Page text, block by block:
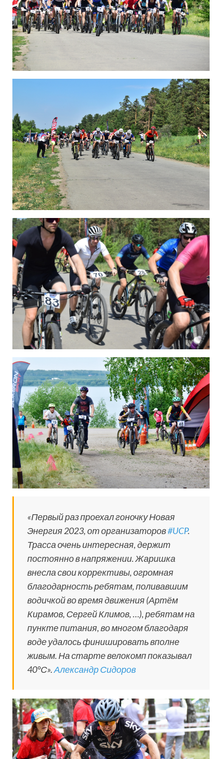
«Первый раз проехал гоночку Новая
Энергия 2023, от организаторов#UCP.
Трасса очень интересная, держит
постоянно в напряжении. Жаришка
внесла свои коррективы, огромная
благодарность ребятам, поливавшим
водичкой во время движения (Артём
Кирамов, Сергей Климов, …), ребятам на
пункте питания, во многом благодаря
воде удалось финишировать вполне
живым. На старте велокомп показывал
40°С».Александр Сидоров